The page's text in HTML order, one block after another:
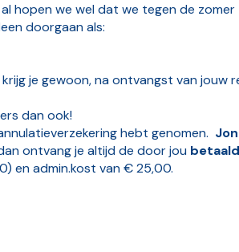
hopen we wel dat we tegen de
doorgaan als:
je gewoon, na ontvangst van jouw
dan ook!
hebt genomen.
ontvang je altijd de door jou
en admin.kost van € 25,00.